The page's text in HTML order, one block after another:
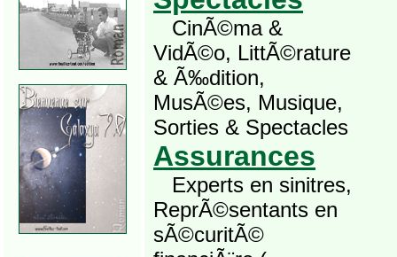
CinÃ©ma &
VidÃ©o, LittÃ©rature
& Ã‰dition,
MusÃ©es, Musique,
Sorties & Spectacles
Assurances
Experts en sinitres,
ReprÃ©sentants en
sÃ©curitÃ©